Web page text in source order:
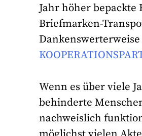
Jahr höher
Briefmarken-
Wenn es über viele
behinderte
nachweislich